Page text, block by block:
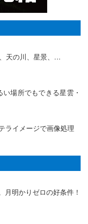
天の川、星景、…
場所でもできる星雲・
ライメージで画像処理
明かりゼロの好条件！